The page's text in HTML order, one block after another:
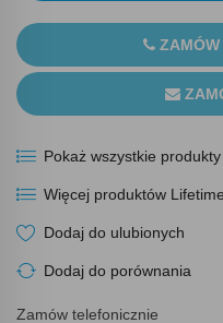
Pokaż wszystkie produkty
Więcej produktów Lifetime
Dodaj do ulubionych
Dodaj do porównania
Zamów telefonicznie